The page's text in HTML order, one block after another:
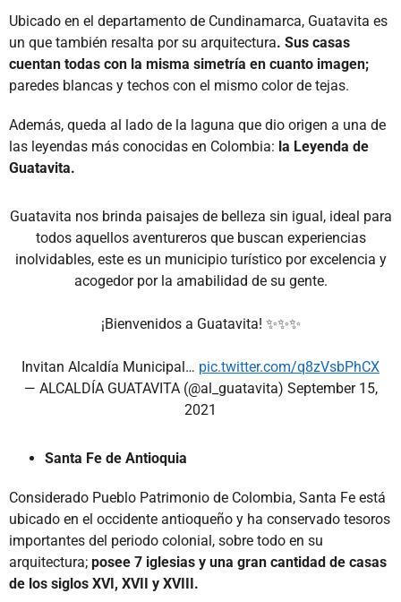
Ubicado en el departamento de Cundinamarca, Guatavita es
un que también resalta por su arquitectura. Sus casas
cuentan todas con la misma simetría en cuanto imagen;
paredes blancas y techos con el mismo color de tejas.
Además, queda al lado de la laguna que dio origen a una de
las leyendas más conocidas en Colombia: la Leyenda de
Guatavita.
Guatavita nos brinda paisajes de belleza sin igual, ideal para
todos aquellos aventureros que buscan experiencias
inolvidables, este es un municipio turístico por excelencia y
acogedor por la amabilidad de su gente.
¡Bienvenidos a Guatavita! ✨✨✨
Invitan Alcaldía Municipal… pic.twitter.com/q8zVsbPhCX
— ALCALDÍA GUATAVITA (@al_guatavita) September 15,
2021
Santa Fe de Antioquia
Considerado Pueblo Patrimonio de Colombia, Santa Fe está
ubicado en el occidente antioqueño y ha conservado tesoros
importantes del periodo colonial, sobre todo en su
arquitectura; posee 7 iglesias y una gran cantidad de casas
de los siglos XVI, XVII y XVIII.